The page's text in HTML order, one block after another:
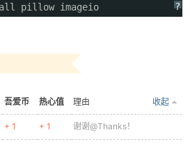
?
pillow imageio
吾爱币 热心值 收起
理由
+ 1 + 1 谢谢@Thanks！